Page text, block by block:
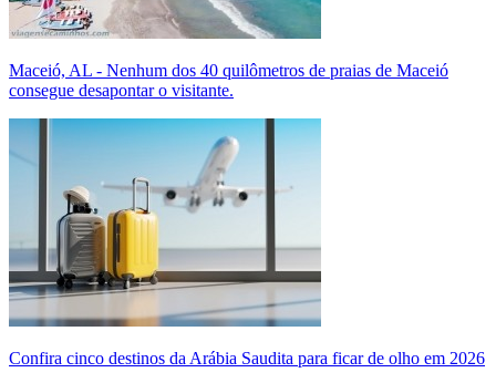
Maceió, AL - Nenhum dos 40 quilômetros de praias de Maceió
consegue desapontar o visitante.
Confira cinco destinos da Arábia Saudita para ficar de olho em 2026